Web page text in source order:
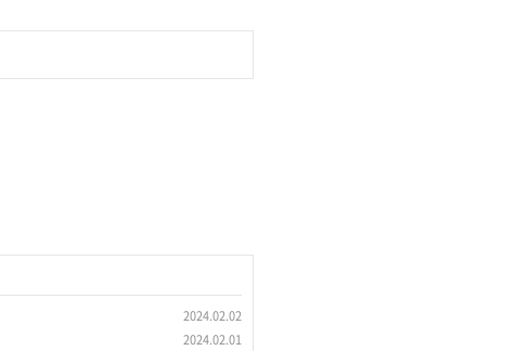
2024.02.02
2024.02.01